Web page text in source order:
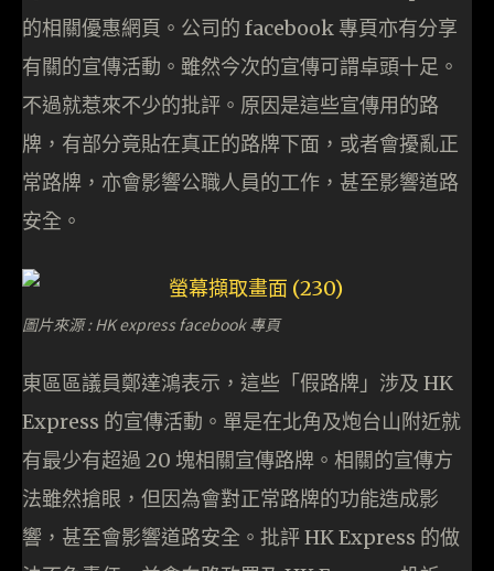
的相關優惠網頁。公司的 facebook 專頁亦有分享
有關的宣傳活動。雖然今次的宣傳可謂卓頭十足。
不過就惹來不少的批評。原因是這些宣傳用的路
牌，有部分竟貼在真正的路牌下面，或者會擾亂正
常路牌，亦會影響公職人員的工作，甚至影響道路
安全。
圖片來源 : HK express facebook 專頁
東區區議員鄭達鴻表示，這些「假路牌」涉及 HK
Express 的宣傳活動。單是在北角及炮台山附近就
有最少有超過 20 塊相關宣傳路牌。相關的宣傳方
法雖然搶眼，但因為會對正常路牌的功能造成影
響，甚至會影響道路安全。批評 HK Express 的做